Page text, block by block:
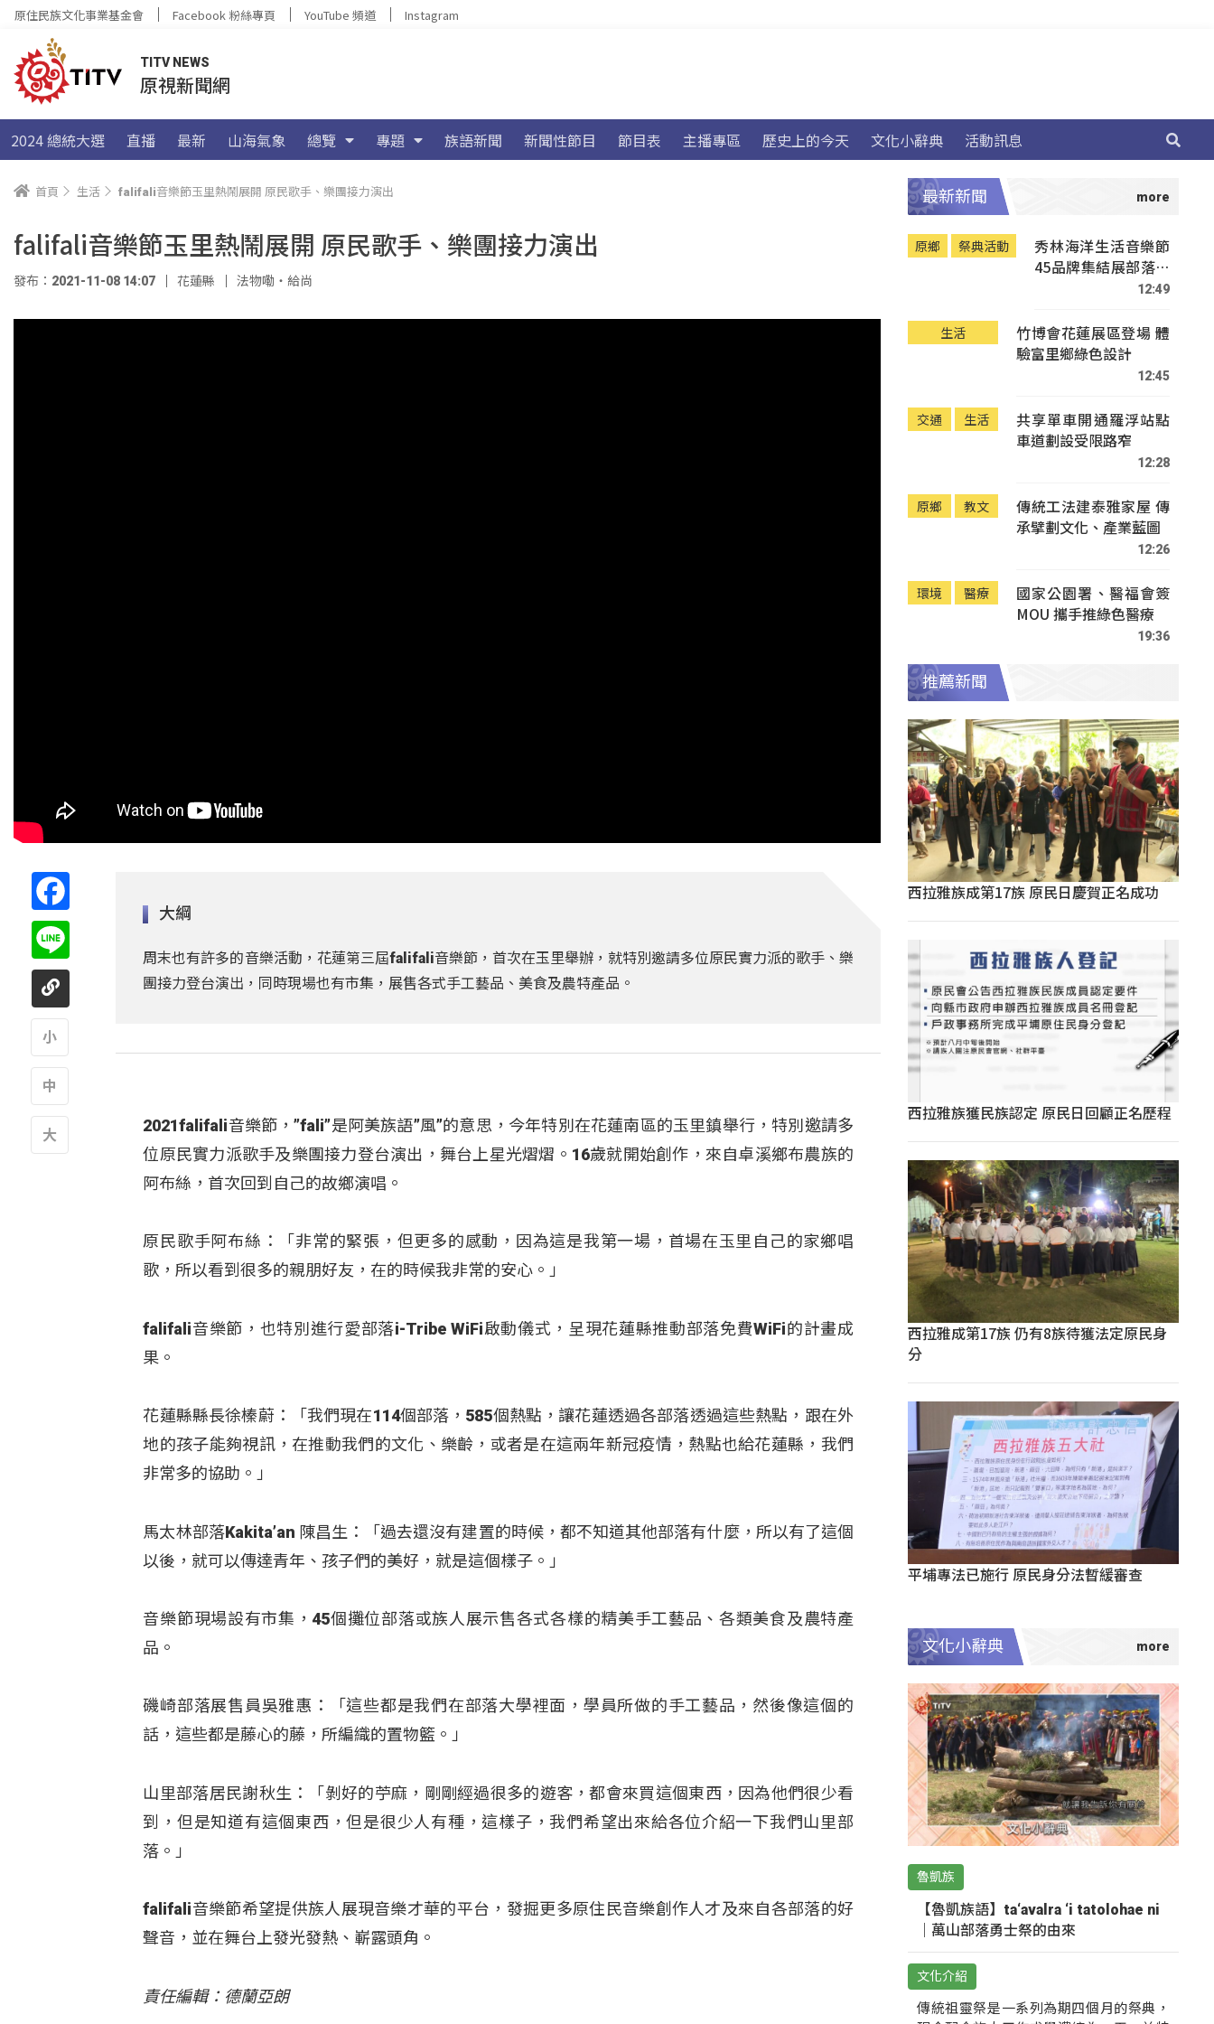
原住民族文化事業基金會 Facebook 粉絲專頁 YouTube 頻道 Instagram
TITV NEWS
原視新聞網
2024 總統大選 直播 最新 山海氣象 總覽 專題 族語新聞 新聞性節目 節目表 主播專區 歷史上的今天 文化小辭典 活動訊息
首頁 生活 falifali音樂節玉里熱鬧展開 原民歌手、樂團接力演出
falifali音樂節玉里熱鬧展開 原民歌手、樂團接力演出
發布：2021-11-08 14:07 花蓮縣 法物嘞‧給尚
大綱
周末也有許多的音樂活動，花蓮第三屆falifali音樂節，首次在玉里舉辦，就特別邀請多位原民實力派的歌手、樂
團接力登台演出，同時現場也有市集，展售各式手工藝品、美食及農特產品。
2021falifali音樂節，”fali”是阿美族語”風”的意思，今年特別在花蓮南區的玉里鎮舉行，特別邀請多
位原民實力派歌手及樂團接力登台演出，舞台上星光熠熠。16歲就開始創作，來自卓溪鄉布農族的
阿布絲，首次回到自己的故鄉演唱。
原民歌手阿布絲：「非常的緊張，但更多的感動，因為這是我第一場，首場在玉里自己的家鄉唱
歌，所以看到很多的親朋好友，在的時候我非常的安心。」
falifali音樂節，也特別進行愛部落i-Tribe WiFi啟動儀式，呈現花蓮縣推動部落免費WiFi的計畫成
果。
花蓮縣縣長徐榛蔚：「我們現在114個部落，585個熱點，讓花蓮透過各部落透過這些熱點，跟在外
地的孩子能夠視訊，在推動我們的文化、樂齡，或者是在這兩年新冠疫情，熱點也給花蓮縣，我們
非常多的協助。」
馬太林部落Kakita’an 陳昌生：「過去還沒有建置的時候，都不知道其他部落有什麼，所以有了這個
以後，就可以傳達青年、孩子們的美好，就是這個樣子。」
音樂節現場設有市集，45個攤位部落或族人展示售各式各樣的精美手工藝品、各類美食及農特產
品。
磯崎部落展售員吳雅惠：「這些都是我們在部落大學裡面，學員所做的手工藝品，然後像這個的
話，這些都是藤心的藤，所編織的置物籃。」
山里部落居民謝秋生：「剝好的苧麻，剛剛經過很多的遊客，都會來買這個東西，因為他們很少看
到，但是知道有這個東西，但是很少人有種，這樣子，我們希望出來給各位介紹一下我們山里部
落。」
falifali音樂節希望提供族人展現音樂才華的平台，發掘更多原住民音樂創作人才及來自各部落的好
聲音，並在舞台上發光發熱、嶄露頭角。
責任編輯：德蘭亞朗
最新新聞
原鄉 祭典活動
秀林海洋生活音樂節
45品牌集結展部落文
12:49
生活
竹博會花蓮展區登場 體
驗富里鄉綠色設計
12:45
交通 生活
共享單車開通羅浮站點
車道劃設受限路窄
12:28
原鄉 教文
傳統工法建泰雅家屋 傳
承擘劃文化、產業藍圖
12:26
環境 醫療
國家公園署、醫福會簽
MOU 攜手推綠色醫療
19:36
推薦新聞
西拉雅族成第17族 原民日慶賀正名成功
西拉雅族獲民族認定 原民日回顧正名歷程
西拉雅成第17族 仍有8族待獲法定原民身
分
平埔專法已施行 原民身分法暫緩審查
文化小辭典
魯凱族
【魯凱族語】ta‘avalra ‘i tatolohae ni
｜萬山部落勇士祭的由來
文化介紹
傳統祖靈祭是一系列為期四個月的祭典，